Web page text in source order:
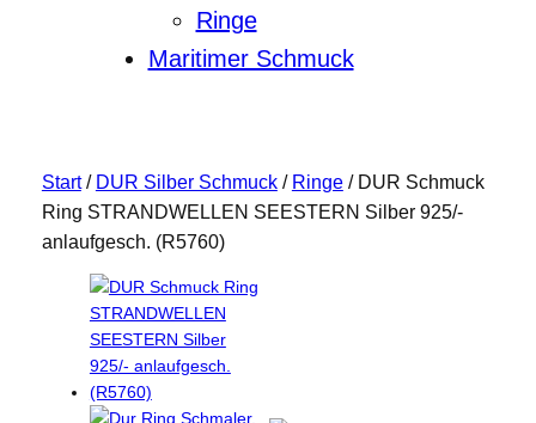
Ringe
Maritimer Schmuck
Start/ DUR Silber Schmuck/ Ringe/ DUR Schmuck
Ring STRANDWELLEN SEESTERN Silber 925/-
anlaufgesch. (R5760)